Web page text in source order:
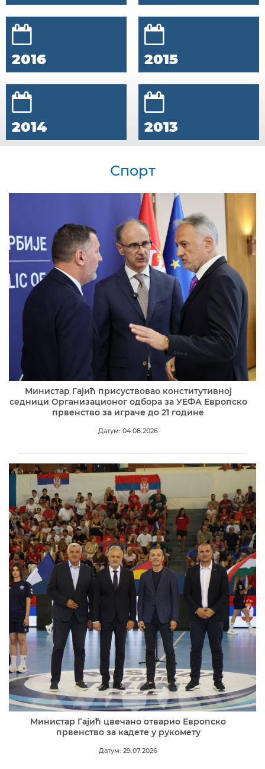
2016 2015
2014 2013
Спорт
Министар Гајић присуствовао конститутивној
седници Организационог одбора за УЕФА Европско
првенство за играче до 21 године
Датум: 04.08.2026
Министар Гајић цвечано отварио Европско
првенство за кадете у рукомету
Датум: 29.07.2026